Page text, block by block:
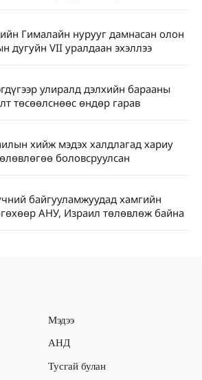
Гималайн нурууг дамнасан олон
дугуйн VII уралдаан эхэллээ
улиралд дэлхийн барааны
төсөөлснөөс өндөр гарав
хийж мэдэх халдлагад хариу
боловсруулсан
байгууламжуудад хамгийн
АНУ, Израил төлөвлөж байна
Мэдээ
АНД
Тусгай булан